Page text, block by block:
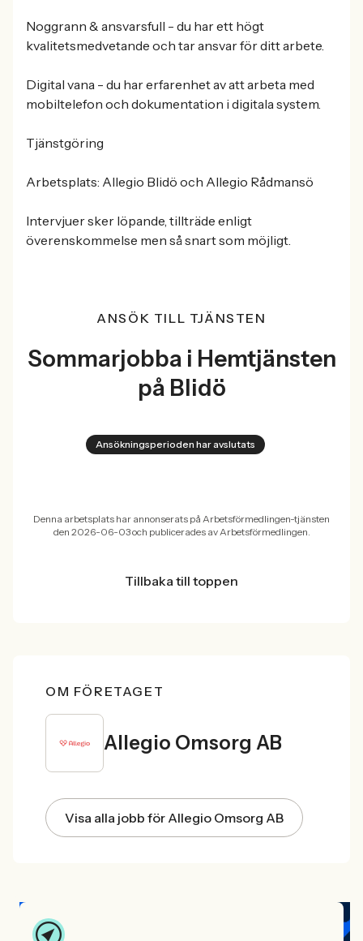
Noggrann & ansvarsfull - du har ett högt
kvalitetsmedvetande och tar ansvar för ditt arbete.
Digital vana - du har erfarenhet av att arbeta med
mobiltelefon och dokumentation i digitala system.
Tjänstgöring
Arbetsplats: Allegio Blidö och Allegio Rådmansö
Intervjuer sker löpande, tillträde enligt
överenskommelse men så snart som möjligt.
ANSÖK TILL TJÄNSTEN
Sommarjobba i Hemtjänsten
på Blidö
Ansökningsperioden har avslutats
Denna arbetsplats har annonserats på Arbetsförmedlingen-tjänsten
den 2026-06-03 och publicerades av Arbetsförmedlingen.
Tillbaka till toppen
OM FÖRETAGET
Allegio Omsorg AB
Visa alla jobb för Allegio Omsorg AB